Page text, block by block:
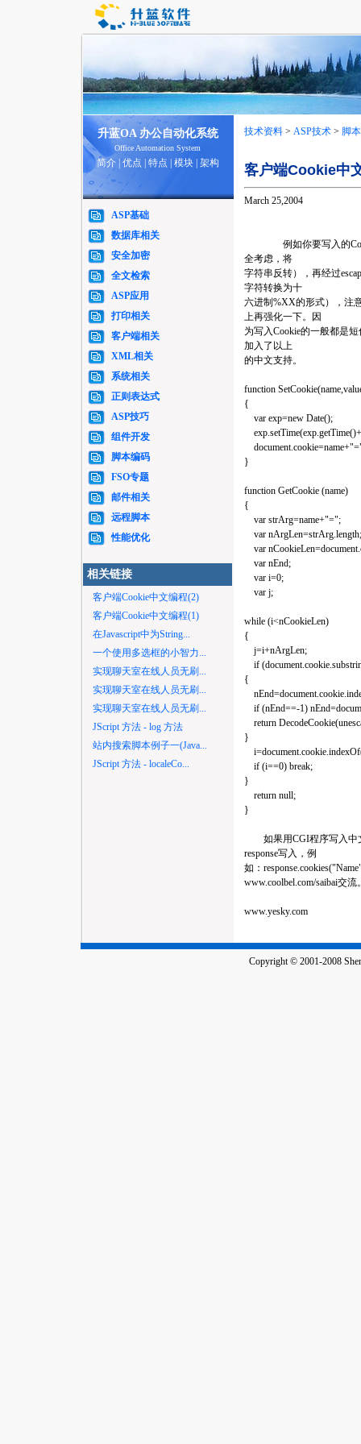
升蓝OA 办公自动化系统
Office Automation System
简介|优点 特点 模块| 架构
ASP基础
数据库相关
安全加密
全文检索
ASP应用
打印相关
客户端相关
XML相关
系统相关
正则表达式
ASP技巧
组件开发
脚本编码
FSO专题
邮件相关
远程脚本
性能优化
相关链接
客户端Cookie中文编程(2)
客户端Cookie中文编程(1)
在Javascript中为String...
一个使用多选框的小智力...
实现聊天室在线人员无刷...
实现聊天室在线人员无刷...
实现聊天室在线人员无刷...
JScript 方法 - log 方法
站内搜索脚本例子一(Java...
JScript 方法 - localeCo...
技术资料 > ASP技术 > 脚
客户端Cookie中
March 25,2004
例如你要写入的Cookie
全考虑，将
字符串反转），再经过
字符转换为十
六进制%XX的形式），注
上再强化一下。因
为写入Cookie的一般都是
加入了以上
的中文支持。
function
{
var exp=new Date();
}
function GetCookie (name)
{
var strArg=name+"=";
var nArgLen=strArg.length;
var
var nEnd;
var i=0;
var j;
while (i<nCookieLen)
{
j=i+nArgLen;
if
{
if (nEnd==-1)
return
}
if (i==0) break;
}
return null;
}
如果用CGI程序写入中文
response写入，例
如：
www.coolbel.com/saibai交流
www.yesky.com
Copyright © 2001-2008